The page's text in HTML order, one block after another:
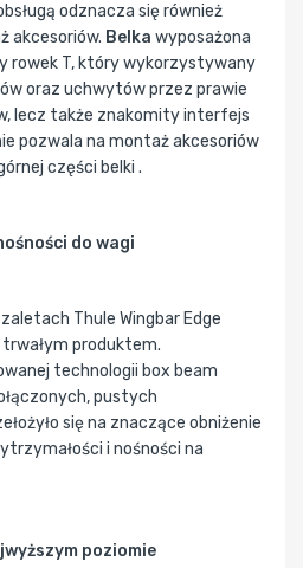
odznacza się również
akcesoriów. Belka wyposażona
rowek T, który wykorzystywany
oraz uchwytów przez prawie
lecz także znakomity interfejs
pozwala na montaż akcesoriów
części belki .
do wagi
Thule Wingbar Edge
produktem.
technologii box beam
pustych
się na znaczące obniżenie
i nośności na
poziomie